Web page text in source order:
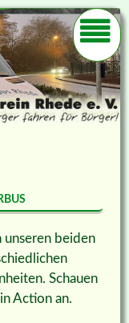
unseren beiden
Schauen
Action an.